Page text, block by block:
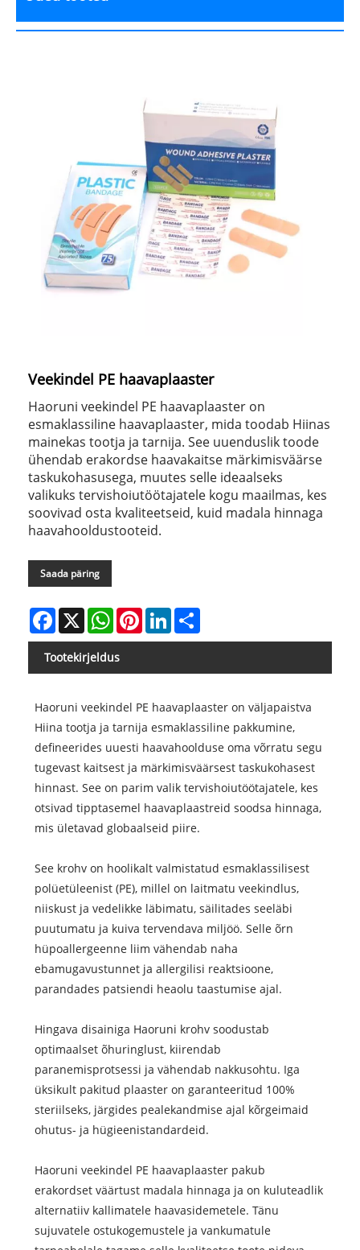
Veekindel PE haavaplaaster
Haoruni veekindel PE haavaplaaster on
esmaklassiline haavaplaaster, mida toodab Hiinas
mainekas tootja ja tarnija. See uuenduslik toode
ühendab erakordse haavakaitse märkimisväärse
taskukohasusega, muutes selle ideaalseks
valikuks tervishoiutöötajatele kogu maailmas, kes
soovivad osta kvaliteetseid, kuid madala hinnaga
haavahooldustooteid.
Saada päring
Facebook
X WhatsAppPinterestLinkedIn
Tootekirjeldus
Haoruni veekindel PE haavaplaaster on väljapaistva
Hiina tootja ja tarnija esmaklassiline pakkumine,
defineerides uuesti haavahoolduse oma võrratu segu
tugevast kaitsest ja märkimisväärsest taskukohasest
hinnast. See on parim valik tervishoiutöötajatele, kes
otsivad tipptasemel haavaplaastreid soodsa hinnaga,
mis ületavad globaalseid piire.
See krohv on hoolikalt valmistatud esmaklassilisest
polüetüleenist (PE), millel on laitmatu veekindlus,
niiskust ja vedelikke läbimatu, säilitades seeläbi
puutumatu ja kuiva tervendava miljöö. Selle õrn
hüpoallergeenne liim vähendab naha
ebamugavustunnet ja allergilisi reaktsioone,
parandades patsiendi heaolu taastumise ajal.
Hingava disainiga Haoruni krohv soodustab
optimaalset õhuringlust, kiirendab
paranemisprotsessi ja vähendab nakkusohtu. Iga
üksikult pakitud plaaster on garanteeritud 100%
steriilseks, järgides pealekandmise ajal kõrgeimaid
ohutus- ja hügieenistandardeid.
Haoruni veekindel PE haavaplaaster pakub
erakordset väärtust madala hinnaga ja on kuluteadlik
alternatiiv kallimatele haavasidemetele. Tänu
sujuvatele ostukogemustele ja vankumatule